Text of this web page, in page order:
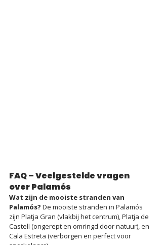
FAQ – Veelgestelde vragen
over Palamós
Wat zijn de mooiste stranden van
Palamós? De mooiste stranden in Palamós
zijn Platja Gran (vlakbij het centrum), Platja de
Castell (ongerept en omringd door natuur), en
Cala Estreta (verborgen en perfect voor